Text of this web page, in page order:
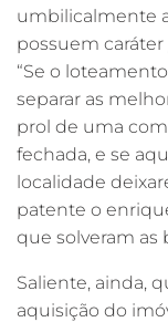
umbilicalmente
possuem caráter
“Se o
separar as
prol de uma
fechada, e se
localidade
patente o
que solveram as
Saliente, ainda,
aquisição do